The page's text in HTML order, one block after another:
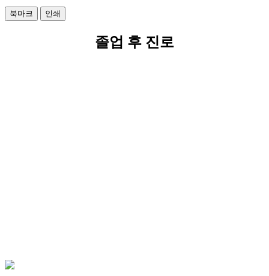
북마크 인쇄
졸업 후 진로